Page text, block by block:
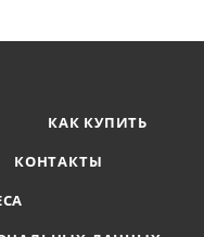
КАК КУПИТЬ
КОНТАКТЫ